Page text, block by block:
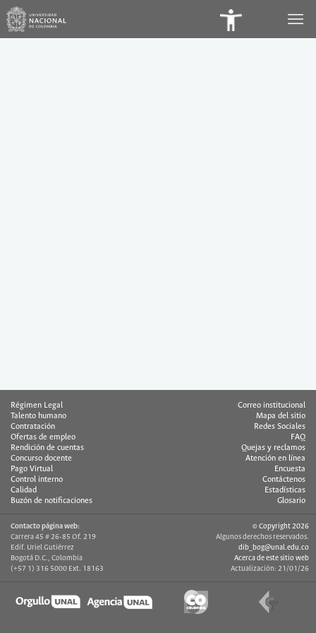
Régimen Legal
Talento humano
Contratación
Ofertas de empleo
Rendición de cuentas
Concurso docente
Pago Virtual
Control interno
Calidad
Buzón de notificaciones
Correo institucional
Mapa del sitio
Redes Sociales
FAQ
Quejas y reclamos
Atención en línea
Encuesta
Contáctenos
Estadísticas
Glosario
Contacto página web:
Carrera 45 # 26-85 Of. 219
Edif. Uriel Gutiérrez
Bogotá D.C., Colombia
(+57 1) 316 5000 Ext. 18163
© Copyright 2026
Algunos derechos reservados.
dib_bog@unal.edu.co
Acerca de este sitio web
Actualización: 21/01/26